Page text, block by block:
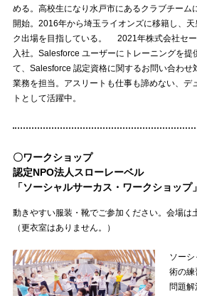
める。高校生になり水戸市にあるクラブチーム
開始。2016年から埼玉ライオンズに移籍し、
ク出場を目指している。 2021年株式会社セ
入社。Salesforce ユーザーにトレーニングを
て、Salesforce 認定資格に関するお問い合わせ
業務を担当。アスリートも仕事も諦めない、デ
トとして活躍中。
〇ワークショップ
認定NPO法人スローレーベル
「ソーシャルサーカス・ワークショップ」
動きやすい服装・靴でご参加ください。会場は
（更衣室はありません。）
ソー
術の練
問題